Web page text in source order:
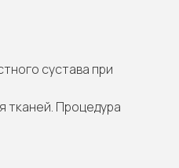
сустава при
тканей. Процедура